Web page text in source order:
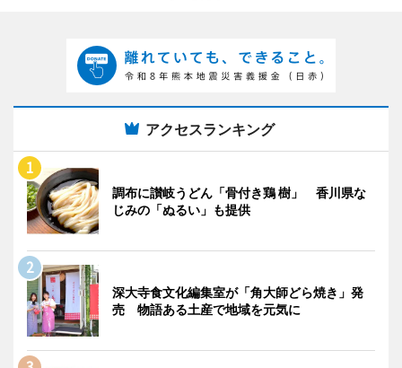
アクセスランキング
調布に讃岐うどん「骨付き鶏 樹」 香川県な
じみの「ぬるい」も提供
深大寺食文化編集室が「角大師どら焼き」発
売 物語ある土産で地域を元気に